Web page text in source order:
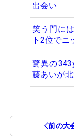
出会い
笑う門に
ト2位でニ
驚異の
藤あいが
前の大